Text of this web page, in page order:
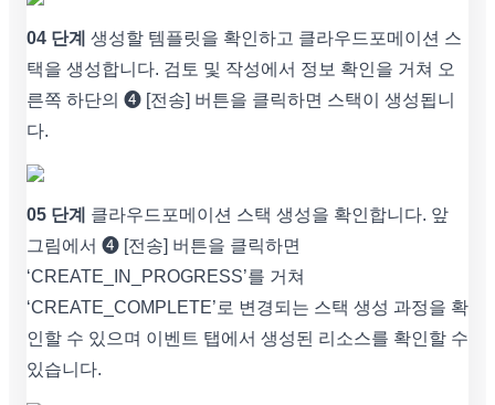
04 단계 생성할 템플릿을 확인하고 클라우드포메이션 스
택을 생성합니다. 검토 및 작성에서 정보 확인을 거쳐 오
른쪽 하단의 ➍ [전송] 버튼을 클릭하면 스택이 생성됩니
다.
05 단계
클라우드포메이션 스택 생성을 확인합니다. 앞
그림에서 ➍ [전송] 버튼을 클릭하면
‘CREATE_IN_PROGRESS’를 거쳐
‘CREATE_COMPLETE’로 변경되는 스택 생성 과정을 확
인할 수 있으며 이벤트 탭에서 생성된 리소스를 확인할 수
있습니다.